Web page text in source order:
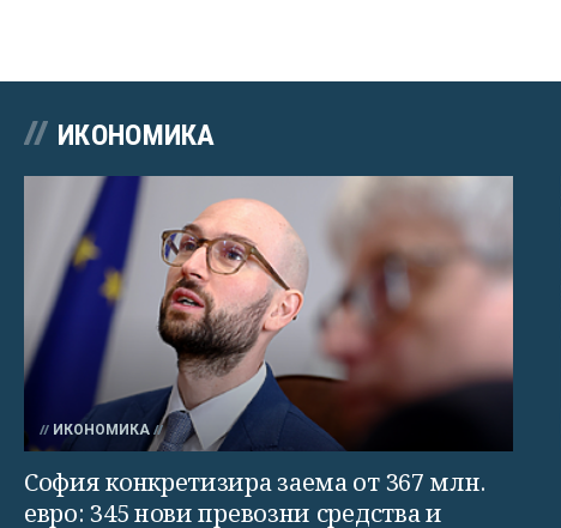
ИКОНОМИКА
ИКОНОМИКА
София конкретизира заема от 367 млн.
евро: 345 нови превозни средства и